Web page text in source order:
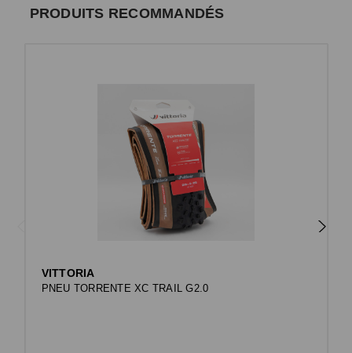
PRODUITS RECOMMANDÉS
VITTORIA
PNEU TORRENTE XC TRAIL G2.0